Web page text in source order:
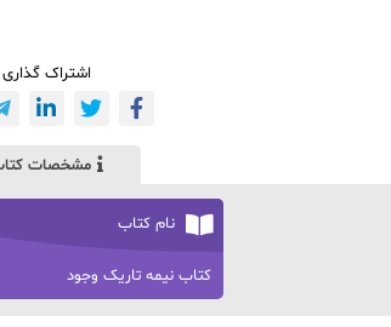
اشتراک گذاری
مشخصات
نام کتاب
کتاب نیمه تاریک وجود